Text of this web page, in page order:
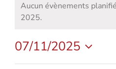
Aucun évènements
2025.
07/11/2025
Sélectionnez